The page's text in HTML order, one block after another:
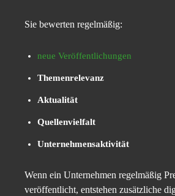
Sie bewerten regelmäßig:
neue Veröffentlichungen
Themenrelevanz
Aktualität
Quellenvielfalt
Unternehmensaktivität
Wenn ein Unternehmen regelmäßig
veröffentlicht, entstehen zusätzliche